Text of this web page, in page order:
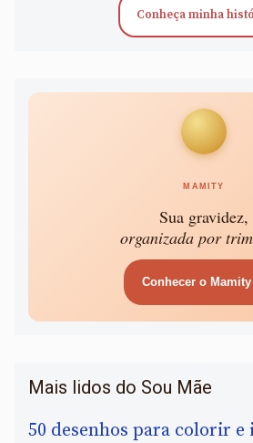
Conheça minha
MAMITY
Sua gravidez,
organizada por
Conhecer o
Mais lidos do Sou Mãe
50 desenhos para colorir